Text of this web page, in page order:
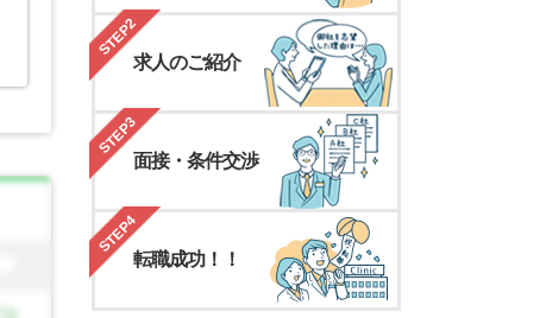
STEP2
求人のご紹介
STEP3
面接・条件交渉
STEP4
転職成功！！